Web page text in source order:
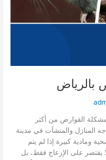
بالرياض
القوارض من أكثر
المنازل والمنشآت في مدينة
ومادية كبيرة إذا لم يتم
يقتصر على الإزعاج فقط، بل